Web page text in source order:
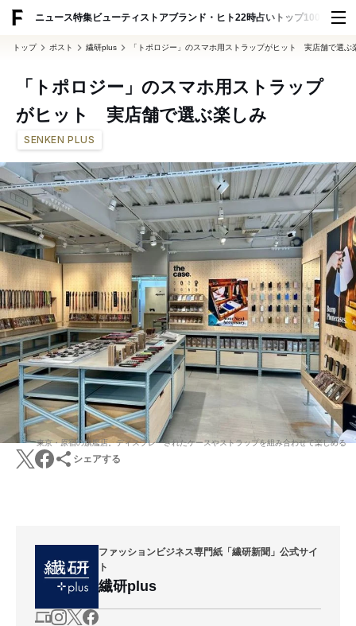
ニュース特集ビューティ ストアブランド・ヒト22時占い トップ100 スナッ
トップ ポスト 繊研plus 「トポロジー」のスマホ用ストラップがヒット 実店舗で選ぶ
「トポロジー」のスマホ用ストラップ
がヒット 実店舗で選ぶ楽しみ
SENKEN PLUS
東京・原宿の旗艦店。ディスプレーされたケースやストラップを組み合わせて楽しめる
シェアする
ファッションビジネス専門紙「繊研新聞」公式サイ
ト
繊研plus